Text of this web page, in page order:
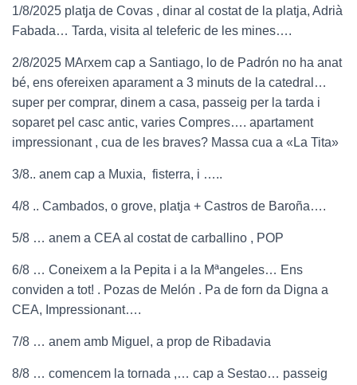
1/8/2025 platja de Covas , dinar al costat de la platja, Adrià
Fabada… Tarda, visita al teleferic de les mines….
2/8/2025 MArxem cap a Santiago, lo de Padrón no ha anat
bé, ens ofereixen aparament a 3 minuts de la catedral…
super per comprar, dinem a casa, passeig per la tarda i
soparet pel casc antic, varies Compres…. apartament
impressionant , cua de les braves? Massa cua a «La Tita»
3/8.. anem cap a Muxia, fisterra, i …..
4/8 .. Cambados, o grove, platja + Castros de Baroña….
5/8 … anem a CEA al costat de carballino , POP
6/8 … Coneixem a la Pepita i a la Mªangeles… Ens
conviden a tot! . Pozas de Melón . Pa de forn da Digna a
CEA, Impressionant….
7/8 … anem amb Miguel, a prop de Ribadavia
8/8 … comencem la tornada ,… cap a Sestao… passeig